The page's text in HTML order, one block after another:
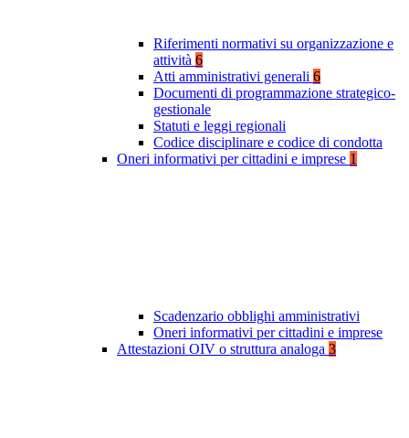
Riferimenti normativi su organizzazione e
attività 6
Atti amministrativi generali 6
Documenti di programmazione strategico-
gestionale
Statuti e leggi regionali
Codice disciplinare e codice di condotta
Oneri informativi per cittadini e imprese 1
Scadenzario obblighi amministrativi
Oneri informativi per cittadini e imprese
Attestazioni OIV o struttura analoga 3